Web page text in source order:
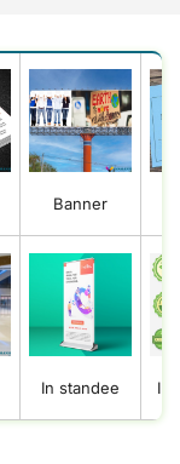
Banner
In standee In